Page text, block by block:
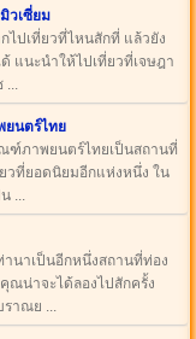
วเซี่ยม
ไปเที่ยวที่ไหนสักที่ แล้วยัง
แนะนำให้ไปเที่ยวที่เจษฎา
...
นตร์ไทย
ฑ์ภาพยนตร์ไทยเป็นสถานที่
วที่ยอดนิยมอีกแห่งหนึ่ง ใน
...
านาเป็นอีกหนึ่งสถานที่ท่อง
ณน่าจะได้ลองไปสักครั้ง
ราณย ...